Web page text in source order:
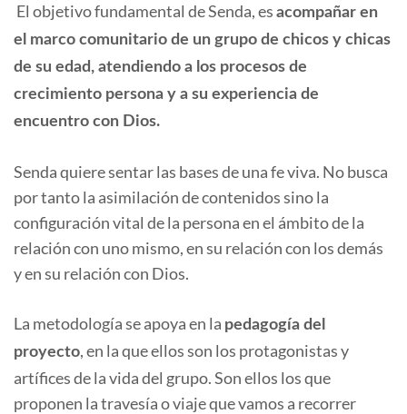
El objetivo fundamental de Senda, es acompañar en
el marco comunitario de un grupo de chicos y chicas
de su edad, atendiendo a los procesos de
crecimiento persona y a su experiencia de
encuentro con Dios.
Senda quiere sentar las bases de una fe viva. No busca
por tanto la asimilación de contenidos sino la
configuración vital de la persona en el ámbito de la
relación con uno mismo, en su relación con los demás
y en su relación con Dios.
La metodología se apoya en la pedagogía del
proyecto, en la que ellos son los protagonistas y
artífices de la vida del grupo. Son ellos los que
proponen la travesía o viaje que vamos a recorrer